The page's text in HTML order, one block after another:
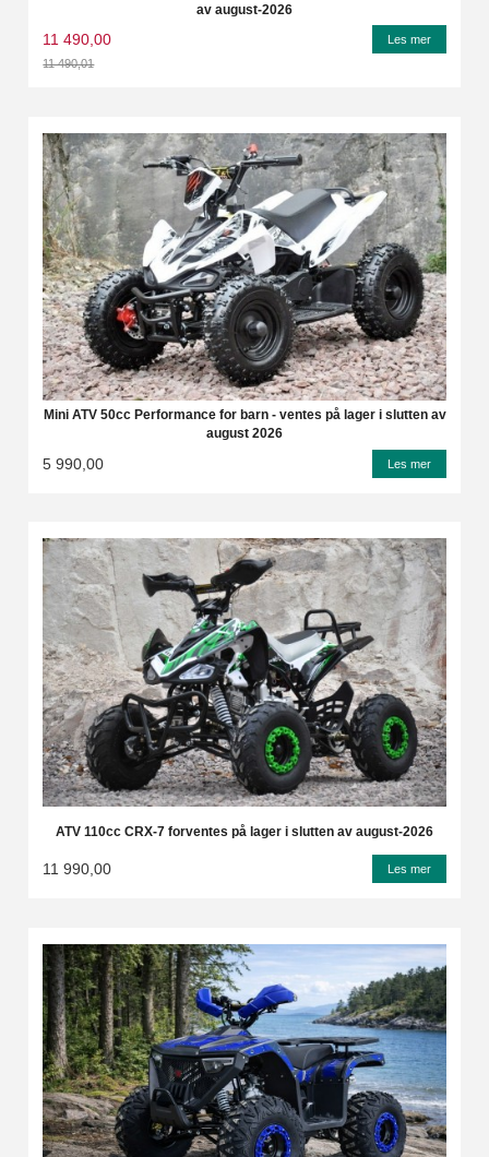
av august-2026
11 490,00
11 490,01
Les mer
Mini ATV 50cc Performance for barn - ventes på lager i slutten av
august 2026
5 990,00 Les mer
ATV 110cc CRX-7 forventes på lager i slutten av august-2026
11 990,00 Les mer